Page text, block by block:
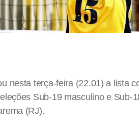
nesta terça-feira (22.01) a lista
Sub-19 masculino e
(RJ).